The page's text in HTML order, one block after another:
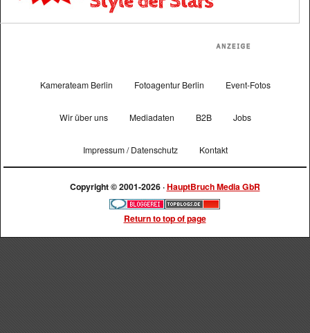
Kamerateam Berlin Fotoagentur Berlin Event-Fotos
Wir über uns Mediadaten B2B Jobs
Impressum / Datenschutz Kontakt
Copyright © 2001-2026 ·HauptBruch Media GbR
Return to top of page